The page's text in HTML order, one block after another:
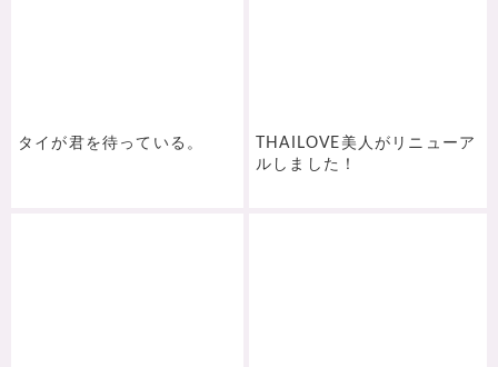
タイが君を待っている。
THAILOVE美人がリニューア
ルしました！